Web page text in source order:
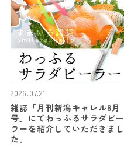
2026.07.21
雑誌「月刊新潟キャレル8月
号」にてわっふるサラダピー
ラーを紹介していただきまし
た。